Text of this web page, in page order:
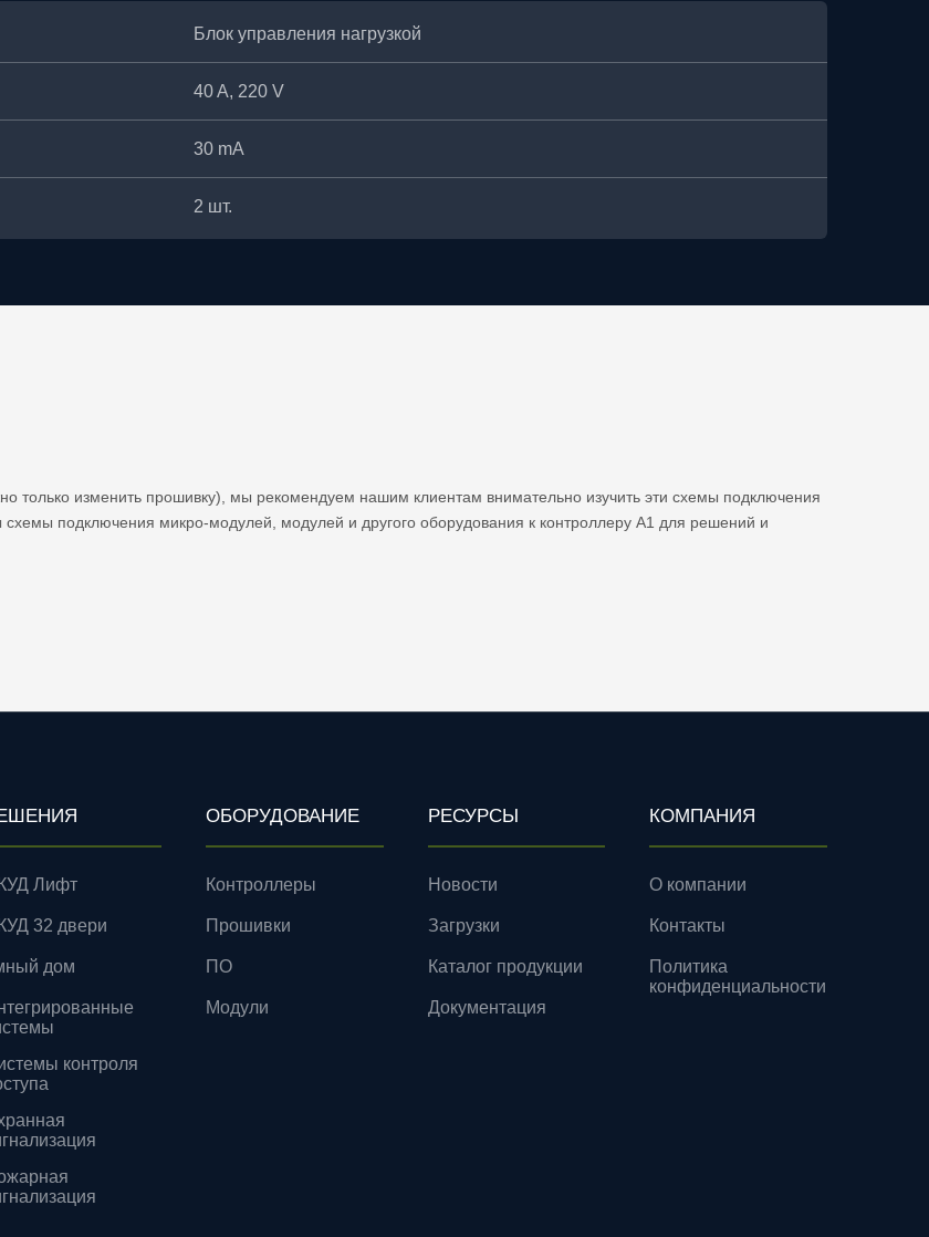
Блок управления нагрузкой
40 A, 220 V
30 mA
2 шт.
только изменить прошивку), мы рекомендуем нашим клиентам внимательно изучить эти схемы подключения
подключения микро-модулей, модулей и другого оборудования к контроллеру A1 для решений и
Лифт
32 двери
дом
контроля
ОБОРУДОВАНИЕ
Контроллеры
Прошивки
ПО
Модули
РЕСУРСЫ
Новости
Загрузки
Каталог продукции
Документация
КОМПАНИЯ
О компании
Контакты
Политика
конфиденциальности